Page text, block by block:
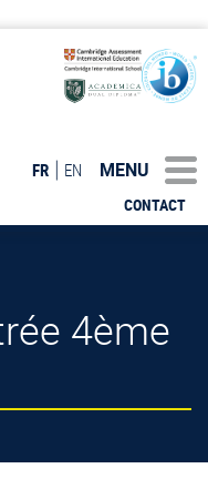
CONTACT
FR EN MENU